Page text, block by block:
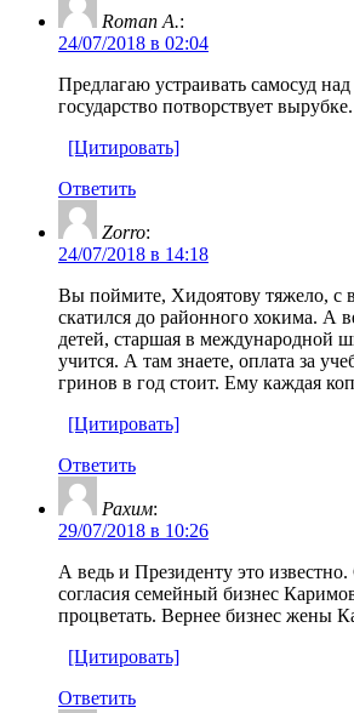
Roman A.:
24/07/2018 в 02:04
Предлагаю устраивать самосуд
государство потворствует вырубке.
[Цитировать]
Ответить
Zorro:
24/07/2018 в 14:18
Вы поймите, Хидоятову тяжело, с
скатился до районного хокима. А
детей, старшая в международной
учится. А там знаете, оплата за
гринов в год стоит. Ему каждая
[Цитировать]
Ответить
Рахим:
29/07/2018 в 10:26
А ведь и Президенту это
согласия семейный бизнес
процветать. Вернее бизнес жены
[Цитировать]
Ответить